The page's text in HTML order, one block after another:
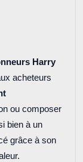
Harry
acheteurs
ou composer
bien à un
grâce à son